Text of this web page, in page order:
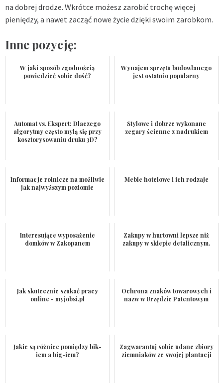
na dobrej drodze. Wkrótce możesz zarobić trochę więcej
pieniędzy, a nawet zacząć nowe życie dzięki swoim zarobkom.
Inne pozycję:
W jaki sposób zgodnością
powiedzieć sobie dość?
Wynajem sprzętu budowlanego
jest ostatnio popularny
Automat vs. Ekspert: Dlaczego
algorytmy często mylą się przy
kosztorysowaniu druku 3D?
Stylowe i dobrze wykonane
zegary ścienne z nadrukiem
Informacje rolnicze na możliwie
jak najwyższym poziomie
Meble hotelowe i ich rodzaje
Interesujące wyposażenie
domków w Zakopanem
Zakupy w hurtowni lepsze niż
zakupy w sklepie detalicznym.
Jak skutecznie szukać pracy
online - myjobsi.pl
Ochrona znaków towarowych i
nazw w Urzędzie Patentowym
Jakie są różnice pomiędzy bik-
iem a big-iem?
Zagwarantuj sobie udane zbiory
ziemniaków ze swojej plantacji